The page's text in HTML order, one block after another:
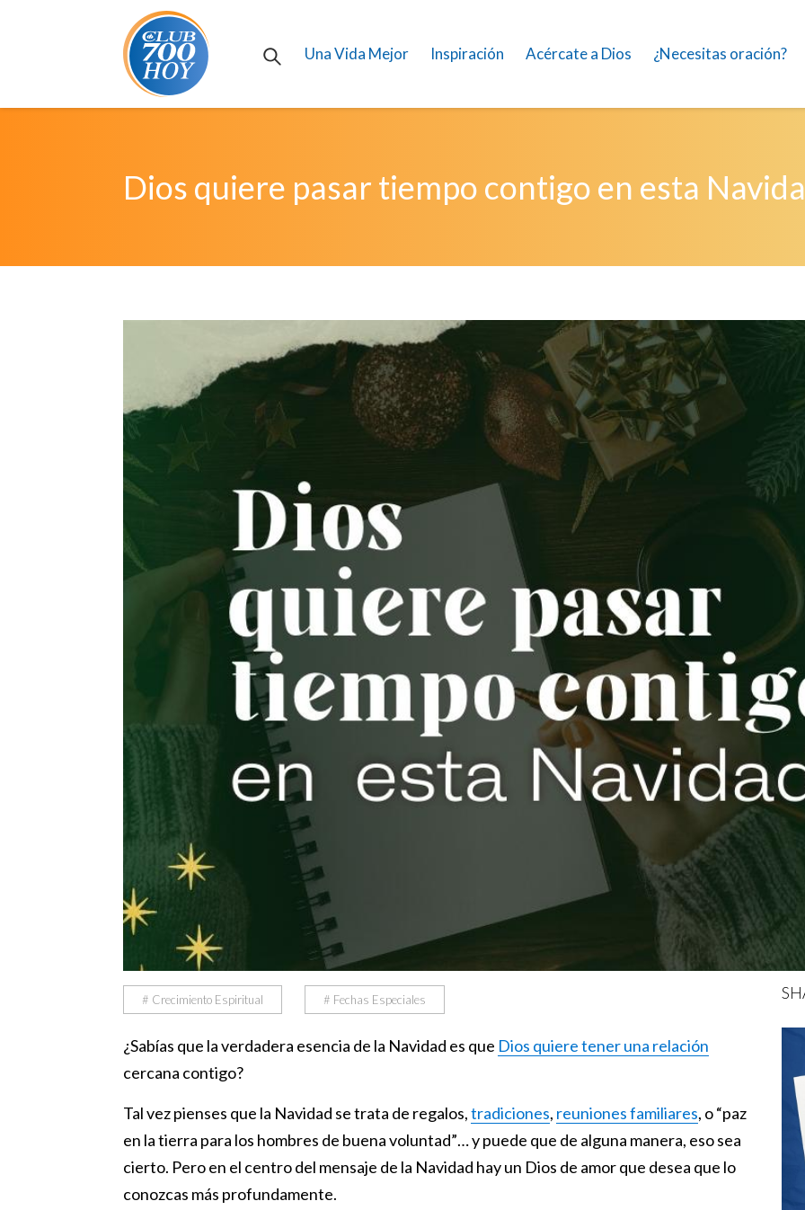
Una Vida Mejor Inspiración Acércate a Dios ¿Necesitas oración?
Dios quiere pasar tiempo contigo en esta
# Crecimiento Espiritual # Fechas Especiales
¿Sabías que la verdadera esencia de la Navidad es que Dios quiere tener una relación
cercana contigo?
Tal vez pienses que la Navidad se trata de regalos,tradiciones, reuniones familiares, o “paz
en la tierra para los hombres de buena voluntad”… y puede que de alguna manera, eso sea
cierto. Pero en el centro del mensaje de la Navidad hay un Dios de amor que desea que lo
conozcas más profundamente.